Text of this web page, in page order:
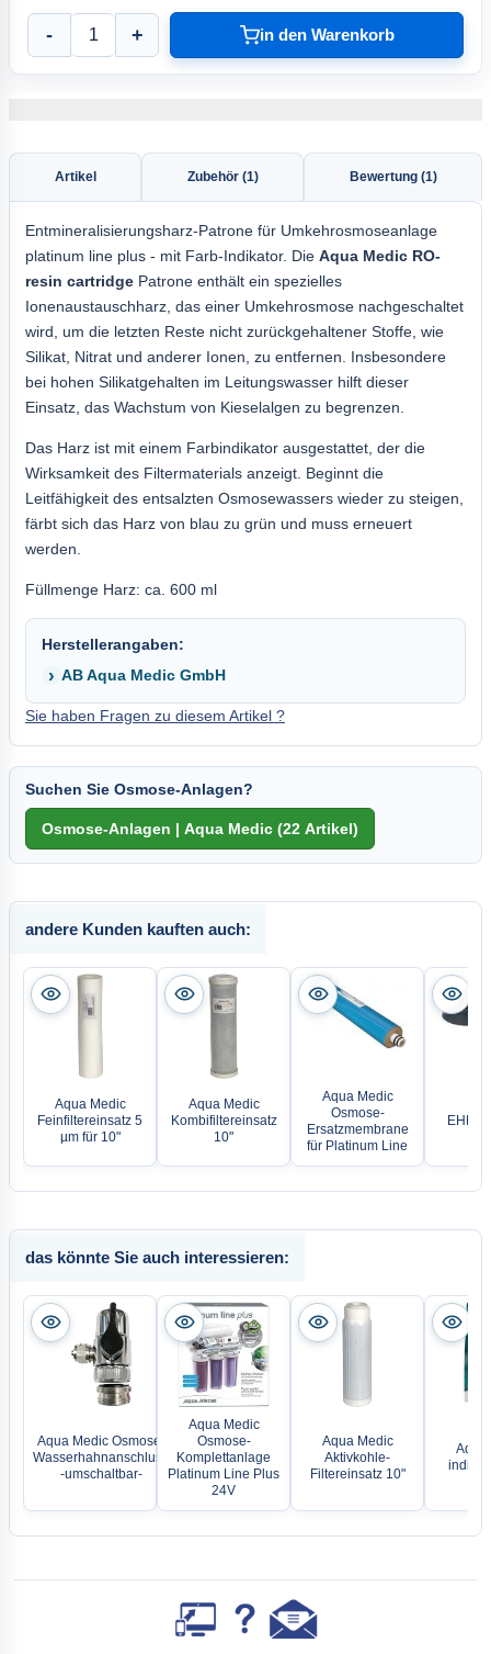
- + in den Warenkorb
Artikel Zubehör (1) Bewertung (1)
Entmineralisierungsharz-Patrone für Umkehrosmoseanlage
platinum line plus - mit Farb-Indikator. Die Aqua Medic RO-
resin cartridge Patrone enthält ein spezielles
Ionenaustauschharz, das einer Umkehrosmose nachgeschaltet
wird, um die letzten Reste nicht zurückgehaltener Stoffe, wie
Silikat, Nitrat und anderer Ionen, zu entfernen. Insbesondere
bei hohen Silikatgehalten im Leitungswasser hilft dieser
Einsatz, das Wachstum von Kieselalgen zu begrenzen.
Das Harz ist mit einem Farbindikator ausgestattet, der die
Wirksamkeit des Filtermaterials anzeigt. Beginnt die
Leitfähigkeit des entsalzten Osmosewassers wieder zu steigen,
färbt sich das Harz von blau zu grün und muss erneuert
werden.
Füllmenge Harz: ca. 600 ml
Herstellerangaben:
AB Aqua Medic GmbH
Sie haben Fragen zu diesem Artikel ?
Suchen Sie Osmose-Anlagen?
andere Kunden kauften auch:
Aqua Medic
Feinfiltereinsatz 5
µm für 10"
Aqua Medic
Kombifiltereinsatz
10"
Aqua Medic
Osmose-
Ersatzmembrane
für Platinum Line
das könnte Sie auch interessieren:
Aqua Medic Osmose-
Wasserhahnanschluss
-umschaltbar-
Aqua Medic
Osmose-
Komplettanlage
Platinum Line Plus
24V
Aqua Medic
Aktivkohle-
Filtereinsatz 10"
Aqua